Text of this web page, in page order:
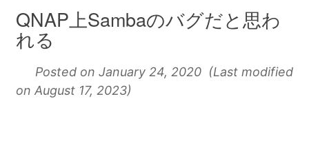
QNAP上Sambaのバグだと思わ
れる
Posted on January 24, 2020 (Last modified
on August 17, 2023)